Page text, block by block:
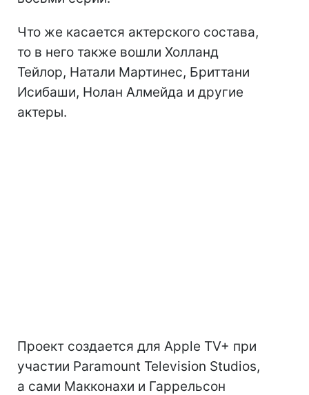
Что же касается актерского состава,
то в него также вошли Холланд
Тейлор, Натали Мартинес, Бриттани
Исибаши, Нолан Алмейда и другие
актеры.
Проект создается для Apple TV+ при
участии Paramount Television Studios,
а сами Макконахи и Гаррельсон